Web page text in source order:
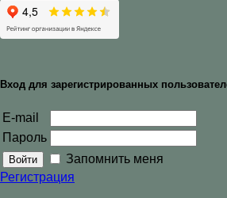
Вход для зарегистрированных
E-mail
Пароль
Запомнить меня
Регистрация